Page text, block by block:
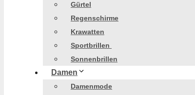
Gürtel
Regenschirme
Krawatten
Sportbrillen
Sonnenbrillen
Damen
Damenmode